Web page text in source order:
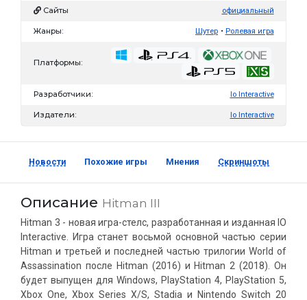
Сайты официальный
Жанры: Шутер Ролевая игра
Платформы:
Разработчики: Io Interactive
Издатели: Io Interactive
Новости Похожие игры Мнения Скриншоты
Описание Hitman III
Hitman 3 - новая игра-стелс, разработанная и изданная IO
Interactive. Игра станет восьмой основной частью серии
Hitman и третьей и последней частью трилогии World of
Assassination после Hitman (2016) и Hitman 2 (2018). Он
будет выпущен для Windows, PlayStation 4, PlayStation 5,
Xbox One, Xbox Series X/S, Stadia и Nintendo Switch 20